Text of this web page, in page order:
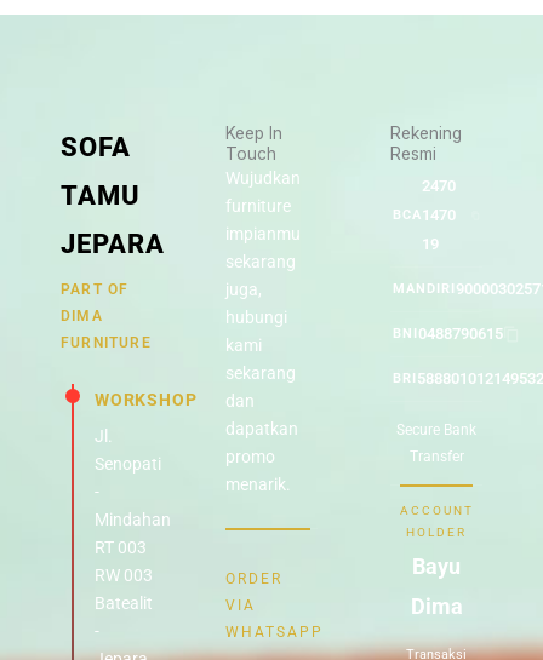
SOFA
TAMU
JEPARA
PART OF
DIMA
FURNITURE
WORKSHOP
Jl.
Senopati
-
Mindahan
RT 003
RW 003
Batealit
-
Keep In
Touch
Wujudkan
furniture
impianmu
sekarang
juga,
hubungi
kami
sekarang
dan
dapatkan
promo
menarik.
ORDER
VIA
WHATSAPP
Rekening
Resmi
BCA
2470
1470
19
MANDIRI
BNI 0488790615
BRI 588801012149532
Secure Bank
Transfer
ACCOUNT
HOLDER
Bayu
Dima
Transaksi